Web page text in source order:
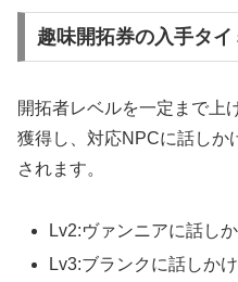
趣味開拓券の入手タイ
開拓者レベルを一定まで上
獲得し、対応NPCに話しか
されます。
Lv2:ヴァンニアに話し
Lv3:ブランクに話しか